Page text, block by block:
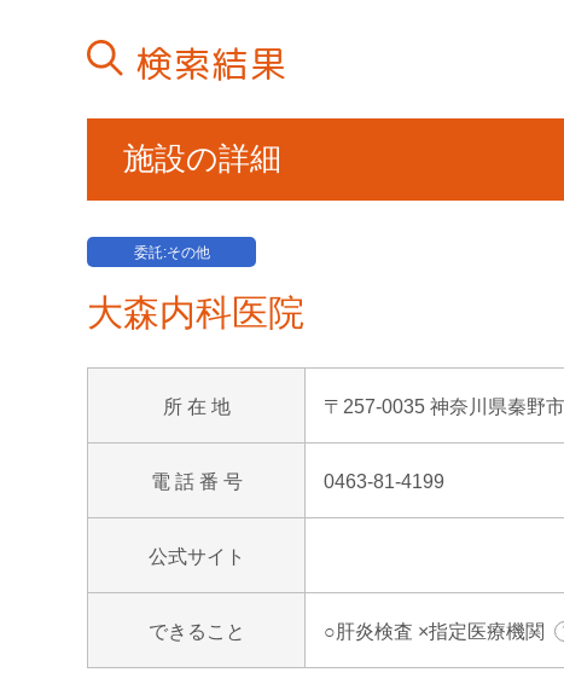
検索結果
施設の詳細
委託:その他
大森内科医院
所 在 地 〒257-0035 神奈川県秦野
電 話 番 号 0463-81-4199
公式サイト
できること ○肝炎検査 ×指定医療機関